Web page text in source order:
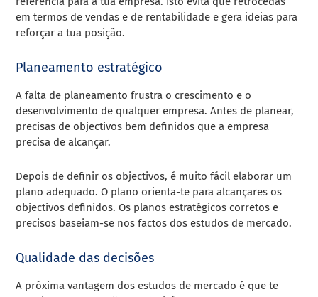
em termos de vendas e de rentabilidade e gera ideias para
reforçar a tua posição.
Planeamento estratégico
A falta de planeamento frustra o crescimento e o
desenvolvimento de qualquer empresa. Antes de planear,
precisas de objectivos bem definidos que a empresa
precisa de alcançar.
Depois de definir os objectivos, é muito fácil elaborar um
plano adequado. O plano orienta-te para alcançares os
objectivos definidos. Os planos estratégicos corretos e
precisos baseiam-se nos factos dos estudos de mercado.
Qualidade das decisões
A próxima vantagem dos estudos de mercado é que te